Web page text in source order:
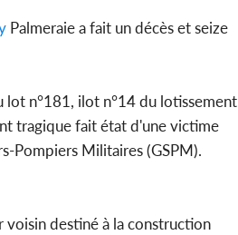
Palmeraie a fait un décès et seize
n°181, ilot n°14 du lotissement
tragique fait état d'une victime
Pompiers Militaires (GSPM).
voisin destiné à la construction